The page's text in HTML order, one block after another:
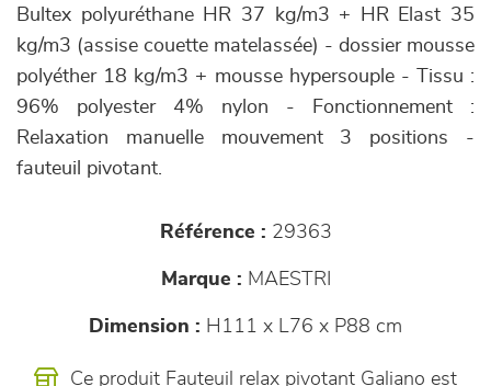
Bultex polyuréthane HR 37 kg/m3 + HR Elast 35
kg/m3 (assise couette matelassée) - dossier mousse
polyéther 18 kg/m3 + mousse hypersouple - Tissu :
96% polyester 4% nylon - Fonctionnement :
Relaxation manuelle mouvement 3 positions -
fauteuil pivotant.
Référence : 29363
Marque : MAESTRI
Dimension : H111 x L76 x P88 cm
Ce produit Fauteuil relax pivotant Galiano est